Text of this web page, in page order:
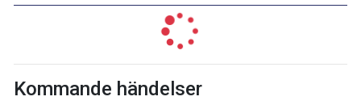
Kommande händelser